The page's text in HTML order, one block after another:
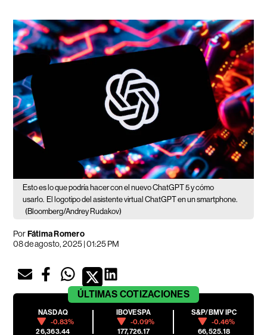
Esto es lo que podría hacer con el nuevo ChatGPT 5 y cómo
usarlo. El logotipo del asistente virtual ChatGPT en un smartphone.
(Bloomberg/Andrey Rudakov)
PorFátima Romero
08 de agosto, 2025 | 01:25 PM
ÚLTIMAS COTIZACIONES
NASDAQ
-0.83%
26,363.44
IBOVESPA
-0.09%
177,726.17
S&P/BMV IPC
-0.46%
66,525.18